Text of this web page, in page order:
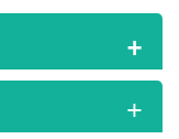
+
+